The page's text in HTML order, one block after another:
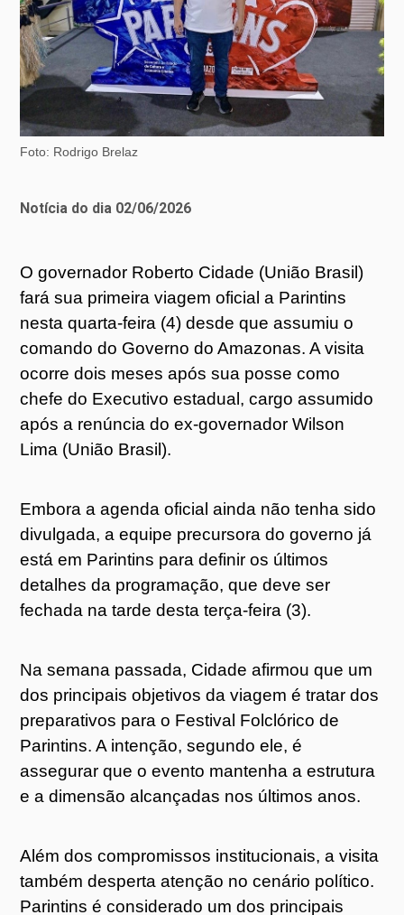
Foto: Rodrigo Brelaz
Notícia do dia 02/06/2026
O governador Roberto Cidade (União Brasil)
fará sua primeira viagem oficial a Parintins
nesta quarta-feira (4) desde que assumiu o
comando do Governo do Amazonas. A visita
ocorre dois meses após sua posse como
chefe do Executivo estadual, cargo assumido
após a renúncia do ex-governador Wilson
Lima (União Brasil).
Embora a agenda oficial ainda não tenha sido
divulgada, a equipe precursora do governo já
está em Parintins para definir os últimos
detalhes da programação, que deve ser
fechada na tarde desta terça-feira (3).
Na semana passada, Cidade afirmou que um
dos principais objetivos da viagem é tratar dos
preparativos para o Festival Folclórico de
Parintins. A intenção, segundo ele, é
assegurar que o evento mantenha a estrutura
e a dimensão alcançadas nos últimos anos.
Além dos compromissos institucionais, a visita
também desperta atenção no cenário político.
Parintins é considerado um dos principais